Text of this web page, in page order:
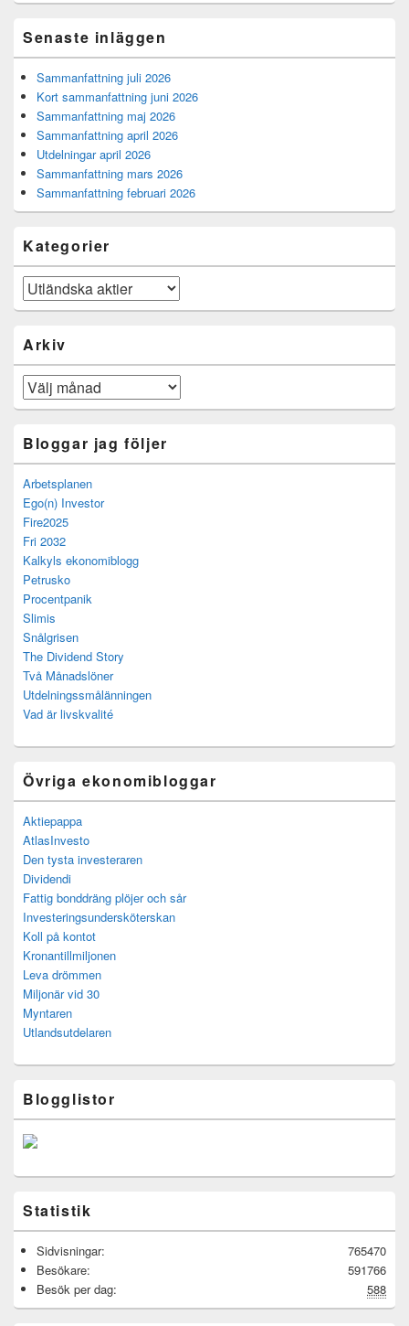
Senaste inläggen
Sammanfattning juli 2026
Kort sammanfattning juni 2026
Sammanfattning maj 2026
Sammanfattning april 2026
Utdelningar april 2026
Sammanfattning mars 2026
Sammanfattning februari 2026
Kategorier
Kategorier
Arkiv
Arkiv
Bloggar jag följer
Arbetsplanen
Ego(n) Investor
Fire2025
Fri 2032
Kalkyls ekonomiblogg
Petrusko
Procentpanik
Slimis
Snålgrisen
The Dividend Story
Två Månadslöner
Utdelningssmålänningen
Vad är livskvalité
Övriga ekonomibloggar
Aktiepappa
AtlasInvesto
Den tysta investeraren
Dividendi
Fattig bonddräng plöjer och sår
Investeringsundersköterskan
Koll på kontot
Kronantillmiljonen
Leva drömmen
Miljonär vid 30
Myntaren
Utlandsutdelaren
Blogglistor
Statistik
765470
Sidvisningar:
591766
Besökare:
588
Besök per dag: